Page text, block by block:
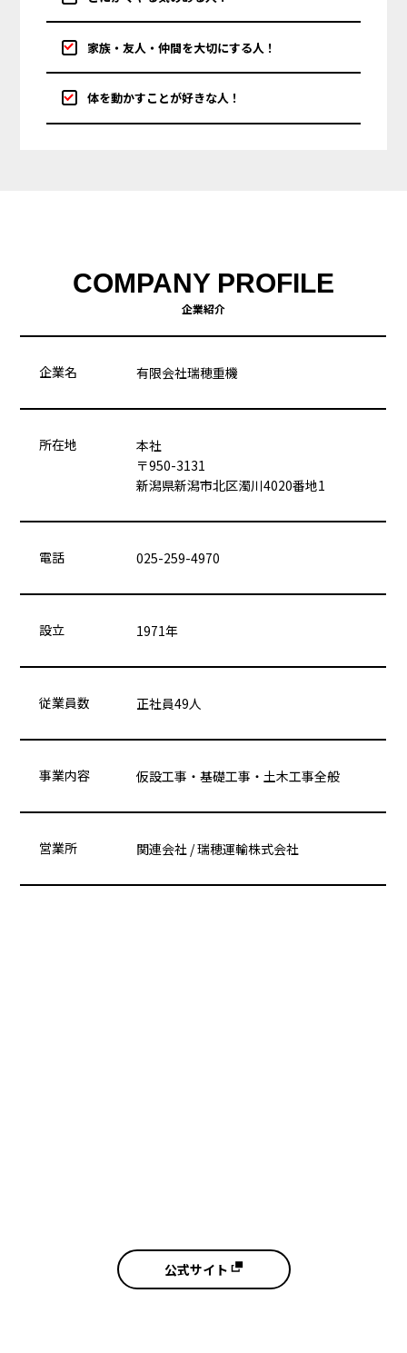
家族・友人・仲間を大切にする人！
体を動かすことが好きな人！
COMPANY PROFILE
企業紹介
企業名 有限会社瑞穂重機
所在地
本社
〒950-3131
新潟県新潟市北区濁川4020番地1
電話 025-259-4970
設立 1971年
従業員数 正社員49人
事業内容 仮設工事・基礎工事・土木工事全般
営業所 関連会社 / 瑞穂運輸株式会社
公式サイト